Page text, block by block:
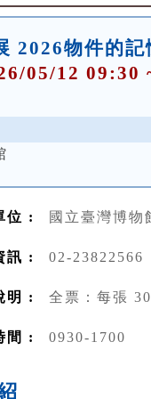
2026物件的
05/12 09:30
位 : 國立臺灣博物
訊 : 02-23822566
明 : 全票：每張
間 : 0930-1700